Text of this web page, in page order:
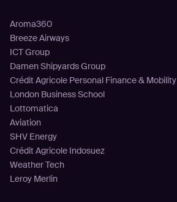
Aroma360
Breeze Airways
ICT Group
Damen Shipyards Group
Crédit Agricole Personal Finance & Mobility
London Business School
Lottomatica
Aviation
SHV Energy
Crédit Agricole Indosuez
Weather Tech
Leroy Merlin